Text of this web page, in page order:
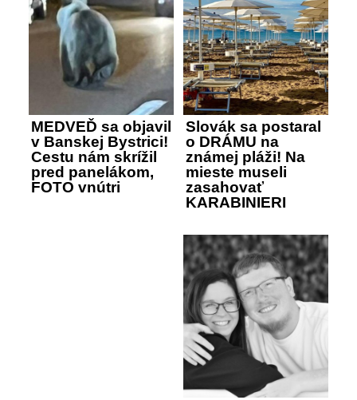
MEDVEĎ sa objavil
v Banskej Bystrici!
Cestu nám skrížil
pred panelákom,
FOTO vnútri
Slovák sa postaral
o DRÁMU na
známej pláži! Na
mieste museli
zasahovať
KARABINIERI